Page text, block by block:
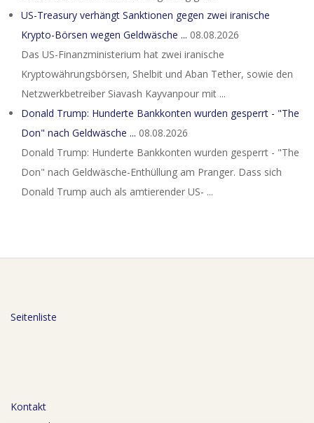
US-Treasury verhängt Sanktionen gegen zwei iranische
Krypto-Börsen wegen Geldwäsche ... 08.08.2026
Das US-Finanzministerium hat zwei iranische
Kryptowährungsbörsen, Shelbit und Aban Tether, sowie den
Netzwerkbetreiber Siavash Kayvanpour mit ...
Donald Trump: Hunderte Bankkonten wurden gesperrt - "The
Don" nach Geldwäsche ... 08.08.2026
Donald Trump: Hunderte Bankkonten wurden gesperrt - "The
Don" nach Geldwäsche-Enthüllung am Pranger. Dass sich
Donald Trump auch als amtierender US- ...
Seitenliste
Kontakt